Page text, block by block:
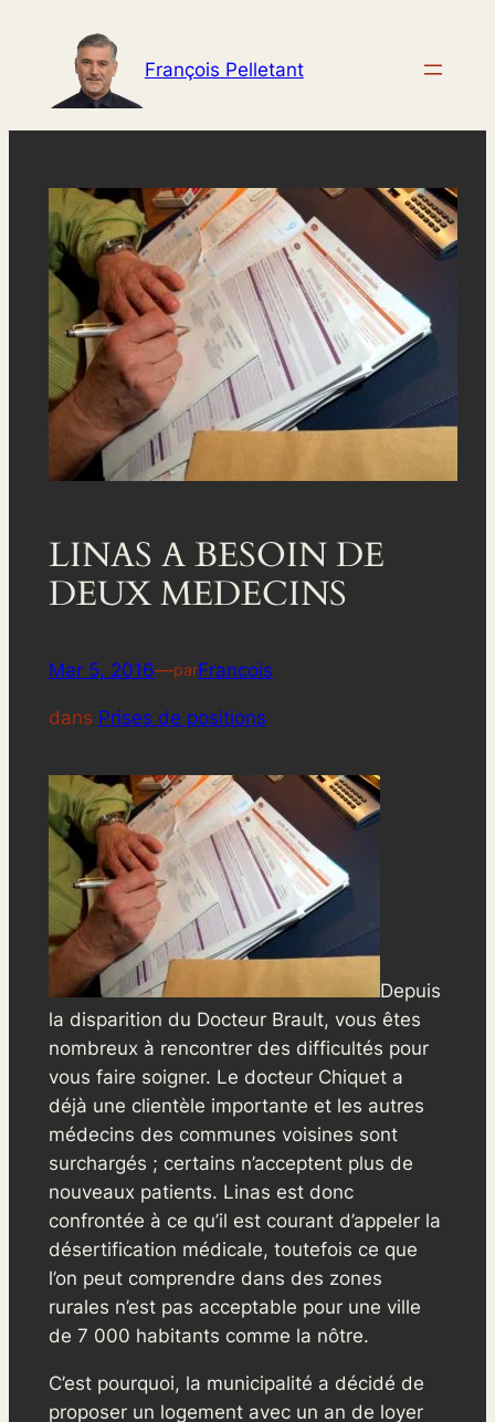
contenu
François Pelletant
LINAS A BESOIN DE
DEUX MEDECINS
Mar 5, 2016—parFrancois
dans Prises de positions
Depuis
la disparition du Docteur Brault, vous êtes
nombreux à rencontrer des difficultés pour
vous faire soigner. Le docteur Chiquet a
déjà une clientèle importante et les autres
médecins des communes voisines sont
surchargés ; certains n’acceptent plus de
nouveaux patients. Linas est donc
confrontée à ce qu’il est courant d’appeler la
désertification médicale, toutefois ce que
l’on peut comprendre dans des zones
rurales n’est pas acceptable pour une ville
de 7 000 habitants comme la nôtre.
C’est pourquoi, la municipalité a décidé de
proposer un logement avec un an de loyer